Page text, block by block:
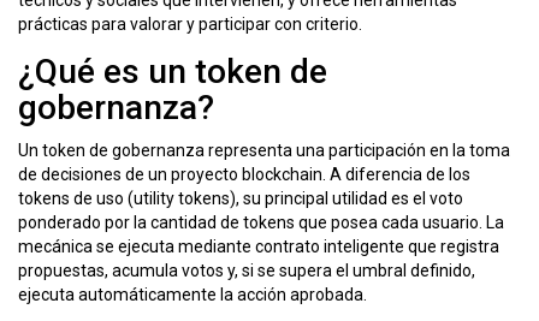
prácticas para valorar y participar con criterio.
¿Qué es un token de
gobernanza?
Un token de gobernanza representa una participación en la toma
de decisiones de un proyecto blockchain. A diferencia de los
tokens de uso (utility tokens), su principal utilidad es el voto
ponderado por la cantidad de tokens que posea cada usuario. La
mecánica se ejecuta mediante contrato inteligente que registra
propuestas, acumula votos y, si se supera el umbral definido,
ejecuta automáticamente la acción aprobada.